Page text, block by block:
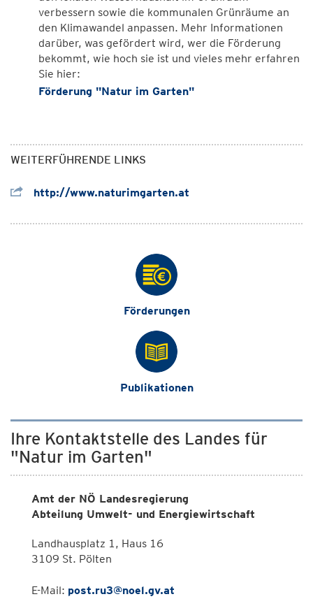
verbessern sowie die kommunalen Grünräume an
den Klimawandel anpassen. Mehr Informationen
darüber, was gefördert wird, wer die Förderung
bekommt, wie hoch sie ist und vieles mehr erfahren
Sie hier:
Förderung "Natur im Garten"
WEITERFÜHRENDE LINKS
http://www.naturimgarten.at
Förderungen
Publikationen
Ihre Kontaktstelle des Landes für
"Natur im Garten"
Amt der NÖ Landesregierung
Abteilung Umwelt- und Energiewirtschaft
Landhausplatz 1, Haus 16
3109 St. Pölten
E-Mail: post.ru3@noel.gv.at